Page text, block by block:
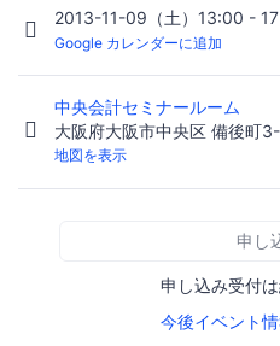
2013-11-09（土）13:00 -
Google カレンダーに追加
中央会計セミナールーム
大阪府大阪市中央区 備後
地図を表示
申し
申し込み受付
今後イベント